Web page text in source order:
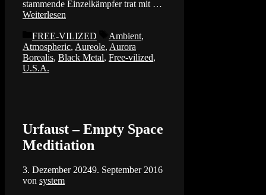
stammende Einzelkämpfer trat mit …
Weiterlesen
Kategorien
FREE-VILIZED Schlagwörter
Ambient,
Atmospheric, Aureole, Aurora
Borealis, Black Metal, Free-vilized,
U.S.A.
Urfaust – Empty Space
Meditiation
3. Dezember 20249. September 2016
von system